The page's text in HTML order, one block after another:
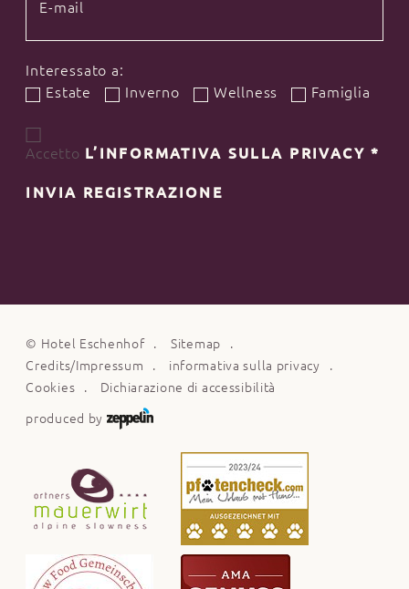
Interessato a:
Estate
Inverno Wellness Famiglia
Accetto L’INFORMATIVA SULLA PRIVACY*
INVIA REGISTRAZIONE
© Hotel Eschenhof
Sitemap
Credits/Impressum
informativa sulla privacy
Cookies
Dichiarazione di accessibilità
produced by